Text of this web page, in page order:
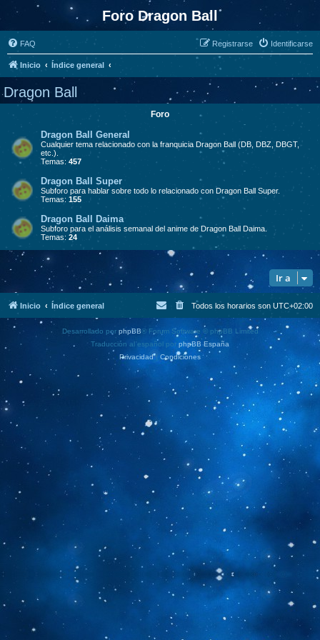
Foro Dragon Ball
FAQ Identificarse
Registrarse
Inicio Índice general
Dragon Ball
Foro
Dragon Ball General
Cualquier tema relacionado con la franquicia Dragon Ball (DB, DBZ, DBGT,
etc.).
Temas: 457
Dragon Ball Super
Subforo para hablar sobre todo lo relacionado con Dragon Ball Super.
Temas: 155
Dragon Ball Daima
Subforo para el análisis semanal del anime de Dragon Ball Daima.
Temas: 24
Ir a
Inicio Índice general Todos los horarios son UTC+02:00
Desarrollado por phpBB® Forum Software © phpBB Limited
Traducción al español por phpBB España
Privacidad| Condiciones